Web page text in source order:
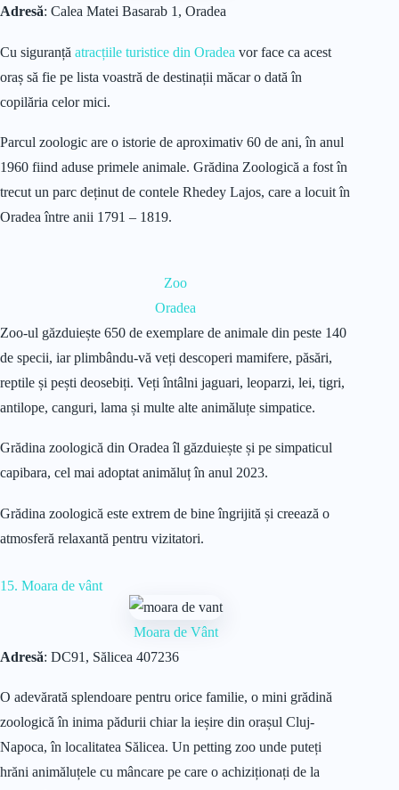
Adresă: Calea Matei Basarab 1, Oradea
Cu siguranță atracțiile turistice din Oradea vor face ca acest
oraș să fie pe lista voastră de destinații măcar o dată în
copilăria celor mici.
Parcul zoologic are o istorie de aproximativ 60 de ani, în anul
1960 fiind aduse primele animale. Grădina Zoologică a fost în
trecut un parc deținut de contele Rhedey Lajos, care a locuit în
Oradea între anii 1791 – 1819.
Zoo
Oradea
Zoo-ul găzduiește 650 de exemplare de animale din peste 140
de specii, iar plimbându-vă veți descoperi mamifere, păsări,
reptile și pești deosebiți. Veți întâlni jaguari, leoparzi, lei, tigri,
antilope, canguri, lama și multe alte animăluțe simpatice.
Grădina zoologică din Oradea îl găzduiește și pe simpaticul
capibara, cel mai adoptat animăluț în anul 2023.
Grădina zoologică este extrem de bine îngrijită și creează o
atmosferă relaxantă pentru vizitatori.
15. Moara de vânt
Moara de Vânt
Adresă: DC91, Sălicea 407236
O adevărată splendoare pentru orice familie, o mini grădină
zoologică în inima pădurii chiar la ieșire din orașul Cluj-
Napoca, în localitatea Sălicea. Un petting zoo unde puteți
hrăni animăluțele cu mâncare pe care o achiziționați de la